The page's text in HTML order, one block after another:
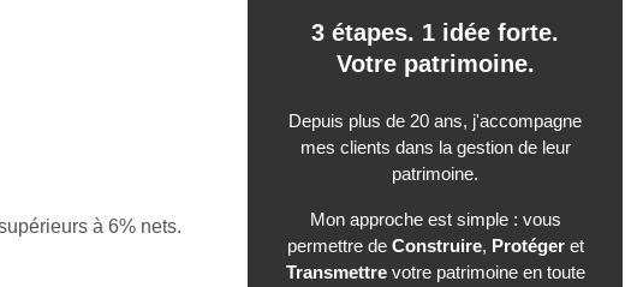
à 6% nets.
3 étapes. 1 idée forte.
Votre patrimoine.
Depuis plus de 20 ans, j'accompagne
mes clients dans la gestion de leur
patrimoine.
Mon approche est simple : vous
permettre de Construire, Protégeret
Transmettrevotre patrimoine en toute